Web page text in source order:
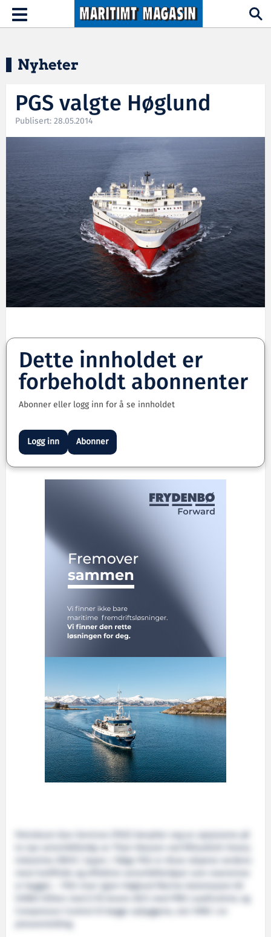
Hopp til hovedinnhold
Toggle
navigation
Nyheter
PGS valgte Høglund
Publisert: 28.05.2014
Dette innholdet er
forbeholdt abonnenter
Abonner eller logg inn for å se innholdet
Logg inn Abonner
Petroleum Geo-Services (PGS) benytter seg av opsjonene på
to nye seismikkfartøy av Titan-klassen ved Mitsubishi Heavy
Industries (MHI) i Japan. I følge PGS er disse skipene verdens
mest kraftfulle og effektive seismikkfartøyer som noensinne
er bygget. – PGS viser igjen Høglund Marine Automasjon AS
(HMA) tilliten med å få levere IACS med PMS LoadControl, og
Compressor-Control til begge nybyggene, sier HMA i en